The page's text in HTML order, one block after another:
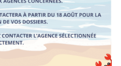
utiliser les
voiture ?
sa